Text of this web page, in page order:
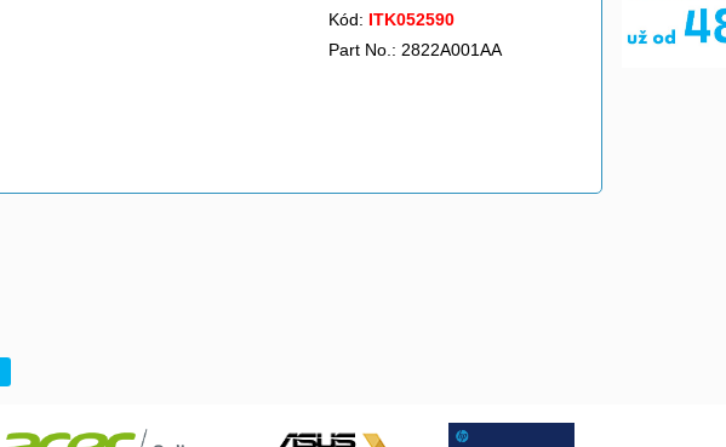
Kód: ITK052590
Part No.: 2822A001AA